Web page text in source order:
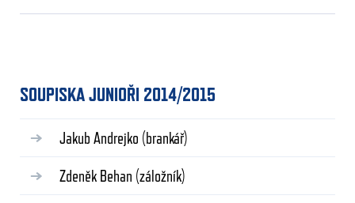
SOUPISKA JUNIOŘI 2014/2015
Jakub Andrejko (brankář)
Zdeněk Behan (záložník)